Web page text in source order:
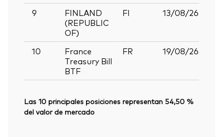
9
FINLAND
(REPUBLIC
OF)
FI 13/08/26
10
France
Treasury Bill
BTF
FR 19/08/26
Las 10 principales posiciones representan 54,50 %
del valor de mercado